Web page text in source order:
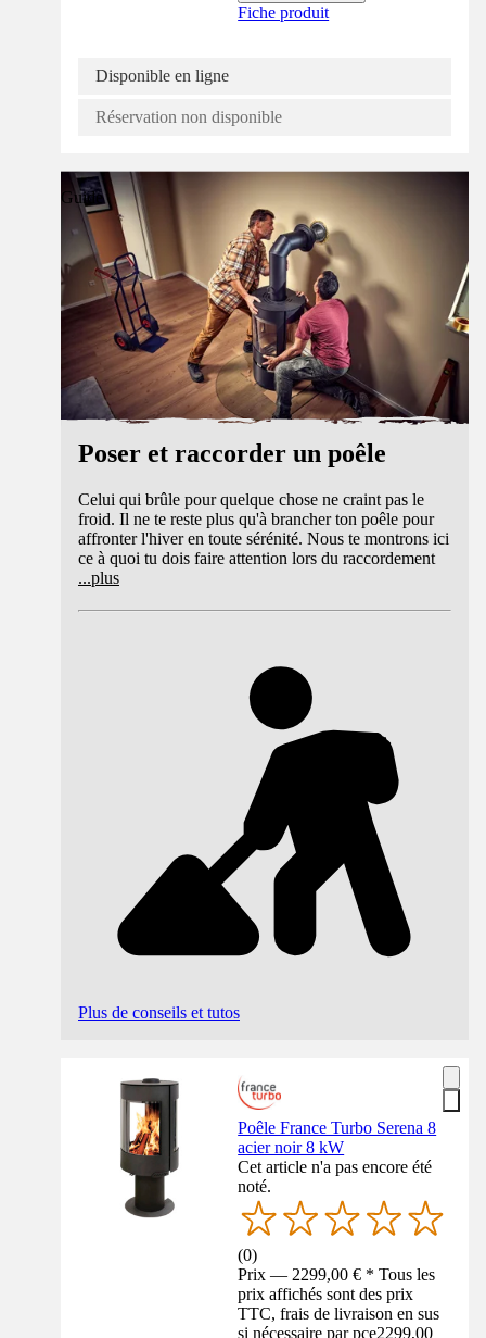
Fiche produit
Disponible en ligne
Réservation non disponible
Guide
Poser et raccorder un poêle
Celui qui brûle pour quelque chose ne craint pas le
froid. Il ne te reste plus qu'à brancher ton poêle pour
affronter l'hiver en toute sérénité. Nous te montrons ici
ce à quoi tu dois faire attention lors du raccordement
...plus
Plus de conseils et tutos
Poêle France Turbo Serena 8
acier noir 8 kW
Cet article n'a pas encore été
noté.
(0)
Prix — 2299,00 € * Tous les
prix affichés sont des prix
TTC, frais de livraison en sus
si nécessaire par pce2299,00